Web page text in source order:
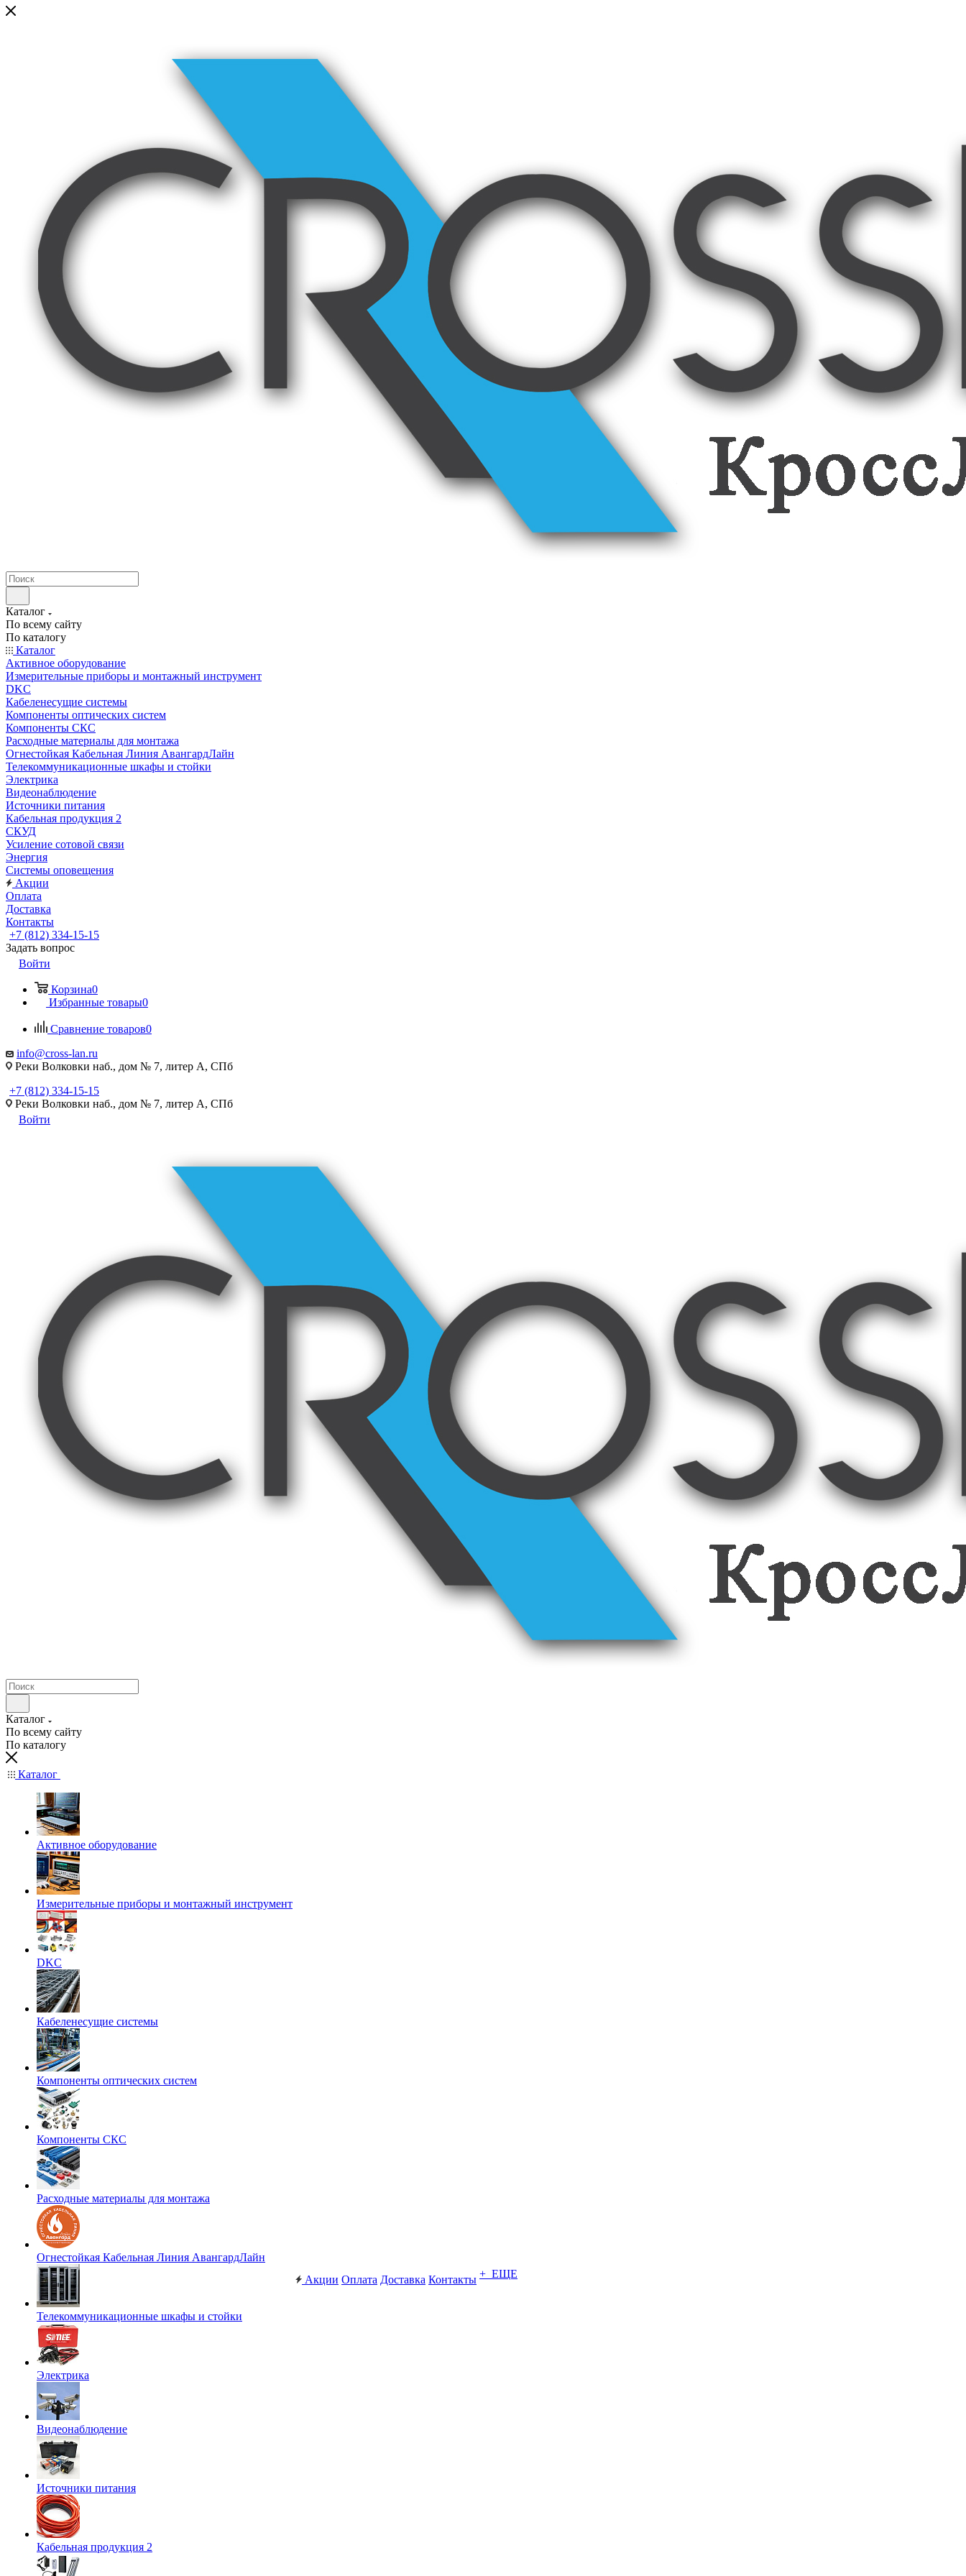
Каталог
По всему сайту
По каталогу
Каталог
Активное оборудование
Измерительные приборы и монтажный инструмент
DKC
Кабеленесущие системы
Компоненты оптических систем
Компоненты СКС
Расходные материалы для монтажа
Огнестойкая Кабельная Линия АвангардЛайн
Телекоммуникационные шкафы и стойки
Электрика
Видеонаблюдение
Источники питания
Кабельная продукция 2
СКУД
Усиление сотовой связи
Энергия
Системы оповещения
Акции
Оплата
Доставка
Контакты
+7 (812) 334-15-15
Задать вопрос
Войти
Корзина0
Избранные товары0
Сравнение товаров0
info@cross-lan.ru
Реки Волковки наб., дом № 7, литер А, СПб
+7 (812) 334-15-15
Реки Волковки наб., дом № 7, литер А, СПб
Войти
Каталог
По всему сайту
По каталогу
Каталог
Активное оборудование
Измерительные приборы и монтажный инструмент
DKC
Кабеленесущие системы
Компоненты оптических систем
Компоненты СКС
Расходные материалы для монтажа
Огнестойкая Кабельная Линия АвангардЛайн
Телекоммуникационные шкафы и стойки
Электрика
Видеонаблюдение
Источники питания
Кабельная продукция 2
Акции Оплата Доставка Контакты + ЕЩЕ